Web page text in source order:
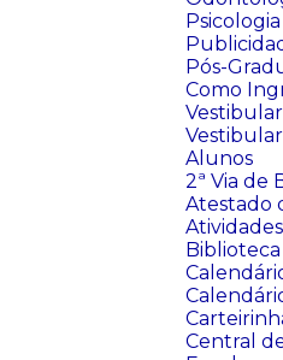
Psicologia
Pós-
Como
Alunos
2ª Via de
Atestado
Biblioteca
Central